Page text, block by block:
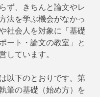
ず、きちんと論文やレ
法を学ぶ機会がなかっ
社会人を対象に「基礎
ート・論文の教室」と
しています。
以下のとおりです。第
筆の基礎（始め方）を